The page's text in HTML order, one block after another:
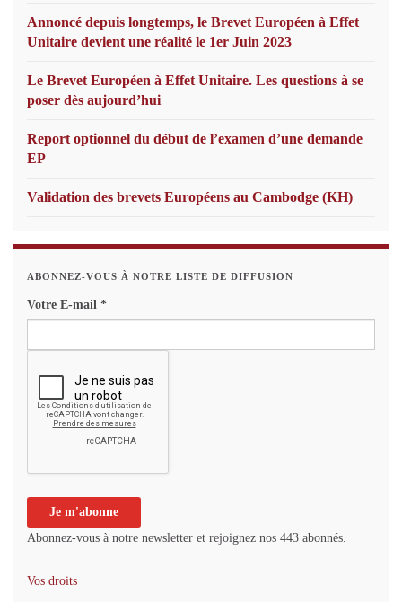
Annoncé depuis longtemps, le Brevet Européen à Effet
Unitaire devient une réalité le 1er Juin 2023
Le Brevet Européen à Effet Unitaire. Les questions à se
poser dès aujourd’hui
Report optionnel du début de l’examen d’une demande
EP
Validation des brevets Européens au Cambodge (KH)
ABONNEZ-VOUS À NOTRE LISTE DE DIFFUSION
Votre E-mail *
Abonnez-vous à notre newsletter et rejoignez nos 443 abonnés.
Vos droits